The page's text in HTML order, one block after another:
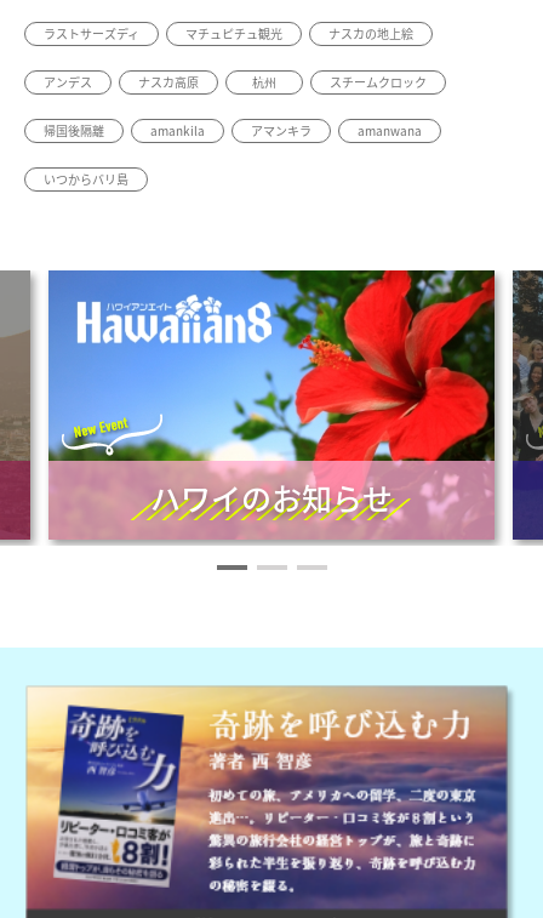
ラストサーズディ マチュピチュ観光 ナスカの地上絵
アンデス ナスカ高原 杭州 スチームクロック
帰国後隔離 amankila アマンキラ amanwana
いつからバリ島
ハワイのお知らせ